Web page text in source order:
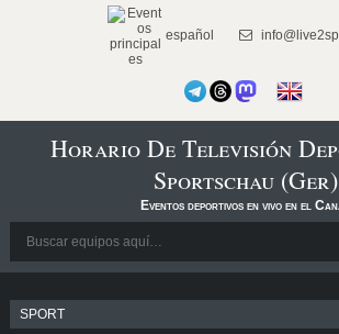
español
Horario De Televisión
Sportschau (Ger)
Eventos deportivos en vivo en el